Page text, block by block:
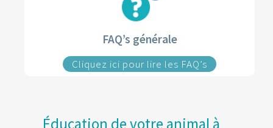
FAQ’s générale
Cliquez ici pour lire les FAQ’s
Éducation de votre animal à